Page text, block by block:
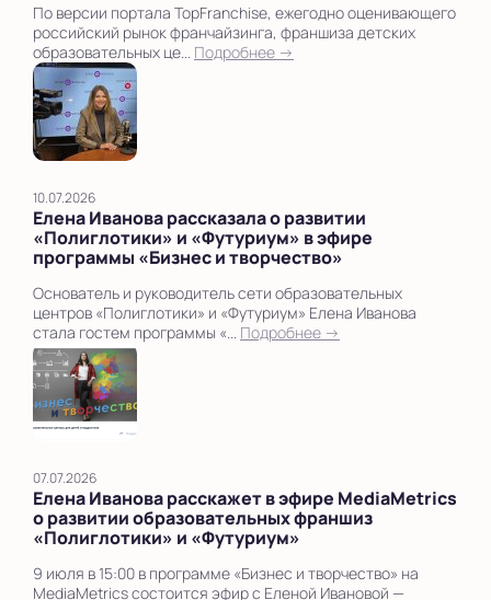
По версии портала TopFranchise, ежегодно оценивающего
российский рынок франчайзинга, франшиза детских
образовательных це... Подробнее →
10.07.2026
Елена Иванова рассказала о развитии
«Полиглотики» и «Футуриум» в эфире
программы «Бизнес и творчество»
Основатель и руководитель сети образовательных
центров «Полиглотики» и «Футуриум» Елена Иванова
стала гостем программы «... Подробнее →
07.07.2026
Елена Иванова расскажет в эфире MediaMetrics
о развитии образовательных франшиз
«Полиглотики» и «Футуриум»
9 июля в 15:00 в программе «Бизнес и творчество» на
MediaMetrics состоится эфир с Еленой Ивановой —